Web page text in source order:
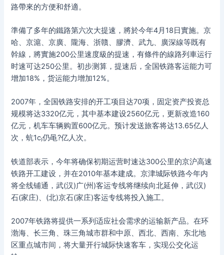
路帶來的方便和舒適。
準備了多年的鐵路第六次大提速，將於今年4月18日實施。京
哈、京滬、京廣、隴海、浙贛、膠濟、武九、廣深線等既有
幹線，將實施200公里速度級的提速，有條件的線路列車运行
时速可达250公里。初步测算，提速后，全国铁路客运能力可
增加18%，货运能力增加12%。
2007年，全国铁路安排的开工项目达70项，固定资产投资总
规模将达3320亿元，其中基本建设2560亿元，更新改造160
亿元，机车车辆购置600亿元。预计发送旅客将达13.65亿人
次，蚢1c仍黾?亿人次。
铁道部表示，今年将确保初期运营时速达300公里的京沪高速
铁路开工建设，并在2010年基本建成。京津城际铁路今年内
将全线铺通，武(汉)广(州)客运专线将继续向北延伸，武(汉)
石(家庄)、(北)京石(家庄)客运专线将投入施工。
2007年铁路将提供一系列适应社会需求的运输新产品。在环
渤海、长三角、珠三角城市群和中原、西北、西南、东北地
区重点城市间，将大量开行城际快速客车，实现公交化运